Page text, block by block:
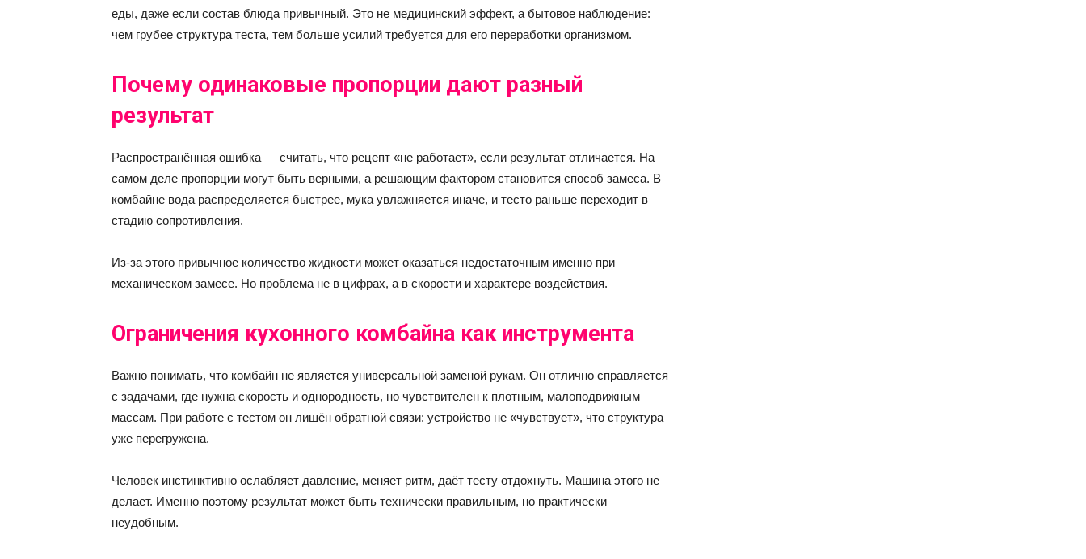
еды, даже если состав блюда привычный. Это не медицинский эффект, а бытовое наблюдение:
чем грубее структура теста, тем больше усилий требуется для его переработки организмом.
Почему одинаковые пропорции дают разный
результат
Распространённая ошибка — считать, что рецепт «не работает», если результат отличается. На
самом деле пропорции могут быть верными, а решающим фактором становится способ замеса. В
комбайне вода распределяется быстрее, мука увлажняется иначе, и тесто раньше переходит в
стадию сопротивления.
Из-за этого привычное количество жидкости может оказаться недостаточным именно при
механическом замесе. Но проблема не в цифрах, а в скорости и характере воздействия.
Ограничения кухонного комбайна как инструмента
Важно понимать, что комбайн не является универсальной заменой рукам. Он отлично справляется
с задачами, где нужна скорость и однородность, но чувствителен к плотным, малоподвижным
массам. При работе с тестом он лишён обратной связи: устройство не «чувствует», что структура
уже перегружена.
Человек инстинктивно ослабляет давление, меняет ритм, даёт тесту отдохнуть. Машина этого не
делает. Именно поэтому результат может быть технически правильным, но практически
неудобным.